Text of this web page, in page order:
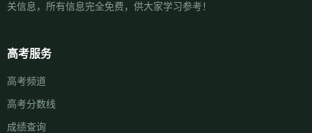
关信息，所有信息完全免费，供大家学习参考！
高考服务
高考频道
高考分数线
成绩查询